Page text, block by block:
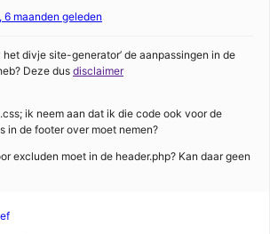
6 maanden geleden
het divje site-generator’ de aanpassingen in de
Deze dus disclaimer
ik neem aan dat ik die code ook voor de
in de footer over moet nemen?
excluden moet in de header.php? Kan daar geen